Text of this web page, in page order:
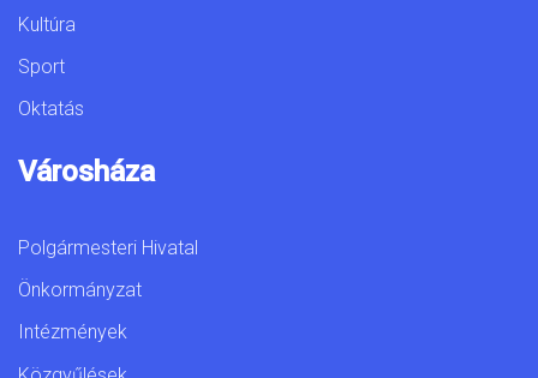
Kultúra
Sport
Oktatás
Városháza
Polgármesteri Hivatal
Önkormányzat
Intézmények